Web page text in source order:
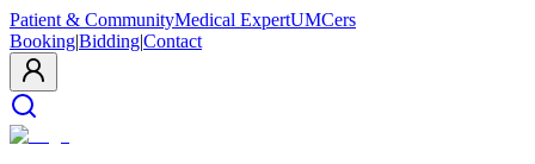
Patient & CommunityMedical ExpertUMCers
Booking|Bidding|Contact